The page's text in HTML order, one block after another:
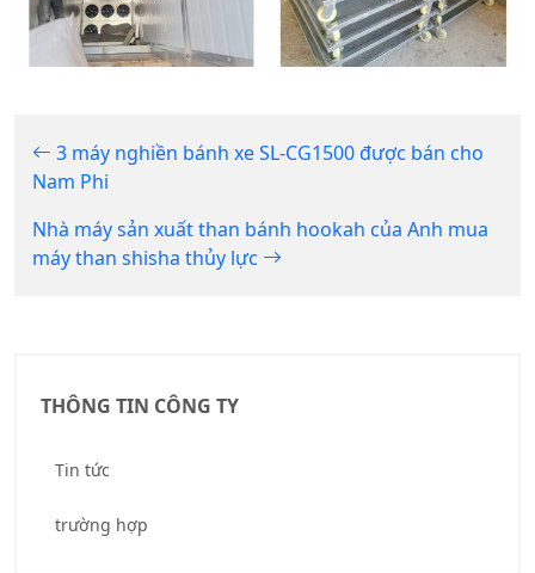
THÔNG TIN CÔNG TY
Tin tức
trường hợp
3 máy nghiền bánh xe SL-CG1500 được bán cho
Nam Phi
Nhà máy sản xuất than bánh hookah của Anh mua
máy than shisha thủy lực